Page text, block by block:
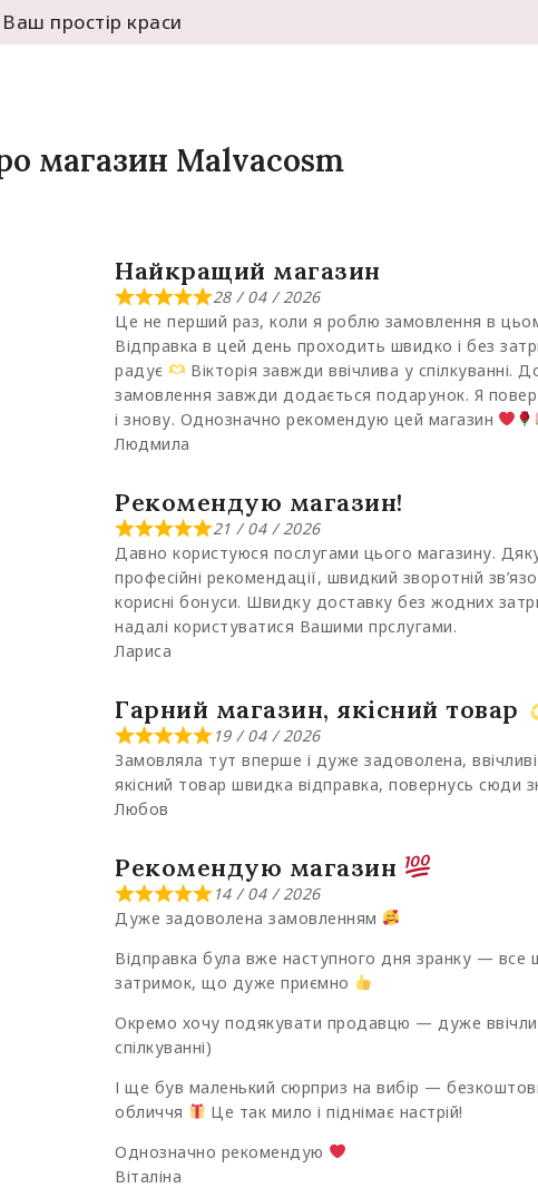
Ваш простір краси
магазин Malvacosm
Найкращий магазин
28 / 04 / 2026
Це не перший раз, коли я роблю замовлення в
Відправка в цей день проходить швидко і без
радує
Вікторія завжди ввічлива у спілкуванні.
замовлення завжди додається подарунок. Я
і знову. Однозначно рекомендую цей магазин
Людмила
Рекомендую магазин!
21 / 04 / 2026
Давно користуюся послугами цього магазину.
професійні рекомендації, швидкий зворотній
корисні бонуси. Швидку доставку без жодних
надалі користуватися Вашими прслугами.
Лариса
Гарний магазин, якісний товар
19 / 04 / 2026
Замовляла тут вперше і дуже задоволена,
якісний товар швидка відправка, повернусь сюди
Любов
Рекомендую магазин
14 / 04 / 2026
Дуже задоволена замовленням
Відправка була вже наступного дня зранку — все
затримок, що дуже приємно
Окремо хочу подякувати продавцю — дуже
спілкуванні)
І ще був маленький сюрприз на вибір —
обличчя
Це так мило і піднімає настрій!
Однозначно рекомендую
Віталіна